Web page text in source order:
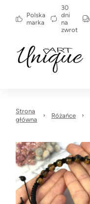
Polska
marka
30
dni
na
zwrot
Strona
główna
Różańce